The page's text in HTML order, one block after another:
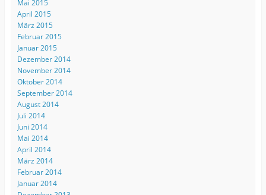
Mai 2015
April 2015
März 2015
Februar 2015
Januar 2015
Dezember 2014
November 2014
Oktober 2014
September 2014
August 2014
Juli 2014
Juni 2014
Mai 2014
April 2014
März 2014
Februar 2014
Januar 2014